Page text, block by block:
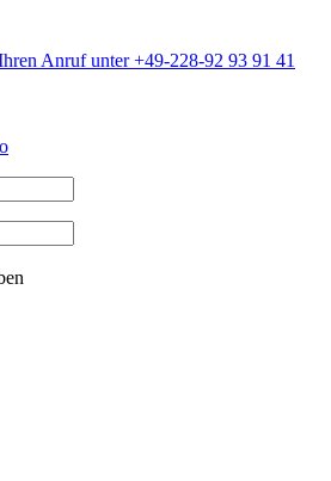
Anruf unter +49-228-92 93 91 41